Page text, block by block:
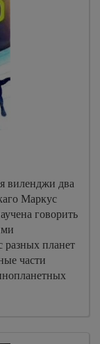
виленджи два
Маркус
говорить
разных планет
части